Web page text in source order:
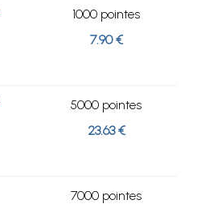
1000 pointes
7.90 €
5000 pointes
23.63 €
7000 pointes